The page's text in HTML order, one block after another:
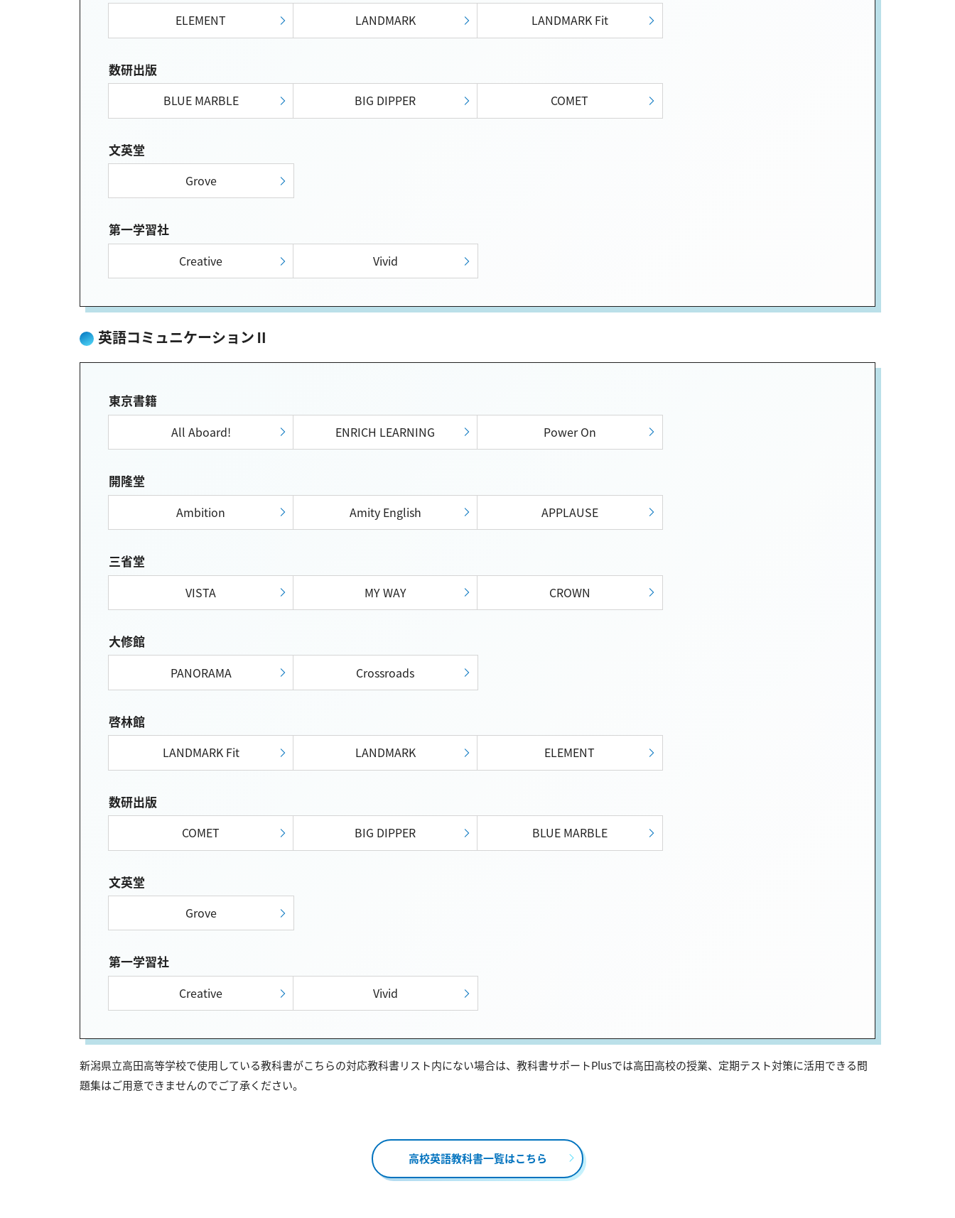
ELEMENT LANDMARK LANDMARK Fit
数研出版
BLUE MARBLE BIG DIPPER COMET
文英堂
Grove
第一学習社
Creative Vivid
英語コミュニケーションⅡ
東京書籍
All Aboard! ENRICH LEARNING Power On
開隆堂
Ambition Amity English APPLAUSE
三省堂
VISTA MY WAY CROWN
大修館
PANORAMA Crossroads
啓林館
LANDMARK Fit LANDMARK ELEMENT
数研出版
COMET BIG DIPPER BLUE MARBLE
文英堂
Grove
第一学習社
Creative Vivid
新潟県立高田高等学校で使用している教科書がこちらの対応教科書リスト内にない場合は、教科書サポートPlusでは高田高校の授業、定期テスト対策に活用できる問
題集はご用意できませんのでご了承ください。
高校英語教科書一覧はこちら